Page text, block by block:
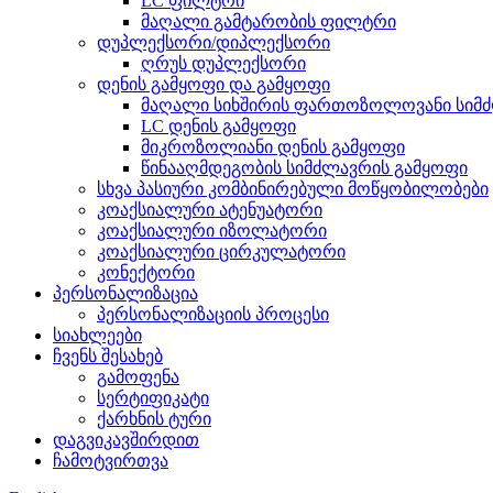
მაღალი გამტარობის ფილტრი
დუპლექსორი/დიპლექსორი
ღრუს დუპლექსორი
დენის გამყოფი და გამყოფი
მაღალი სიხშირის ფართოზოლოვანი
LC დენის გამყოფი
მიკროზოლიანი დენის გამყოფი
წინააღმდეგობის სიმძლავრის გამყოფი
სხვა პასიური კომბინირებული მოწყობილობები
კოაქსიალური ატენუატორი
კოაქსიალური იზოლატორი
კოაქსიალური ცირკულატორი
კონექტორი
პერსონალიზაცია
პერსონალიზაციის პროცესი
სიახლეები
ჩვენს შესახებ
გამოფენა
სერტიფიკატი
ქარხნის ტური
დაგვიკავშირდით
ჩამოტვირთვა